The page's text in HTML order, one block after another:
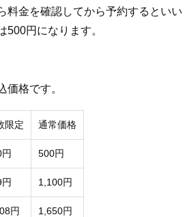
料金を確認してから予約するといい
500円になります。
格です。
限定 通常価格
500円
1,100円
円 1,650円